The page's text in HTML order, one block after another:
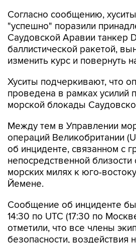
Согласно сообщению,
"успешно" поразили
Саудовской Аравии танкер
баллистической ракетой,
изменить курс и повернуть
Хуситы подчеркивают, что
проведена в рамках усилий
морской блокады
Между тем в Управлении
операций Великобритании
об инциденте, связанном с
непосредственной близости
морских милях к юго-
Йемене.
Сообщение об инциденте
14:30 по UTC (17:30 по
отметили, что все члены
безопасности,